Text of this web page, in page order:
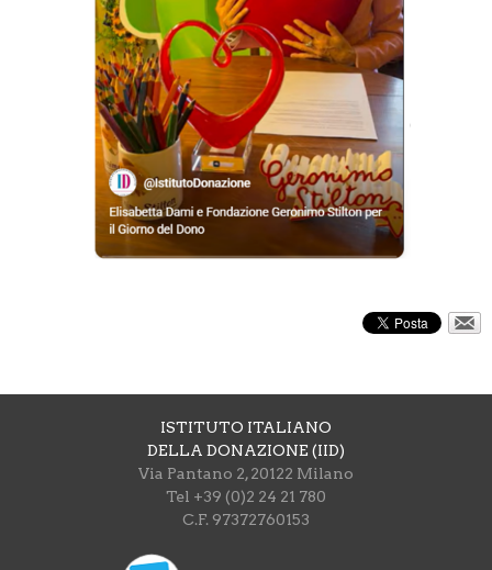
ISTITUTO ITALIANO
DELLA DONAZIONE (IID)
Via Pantano 2, 20122 Milano
Tel +39 (0)2 24 21 780
C.F. 97372760153